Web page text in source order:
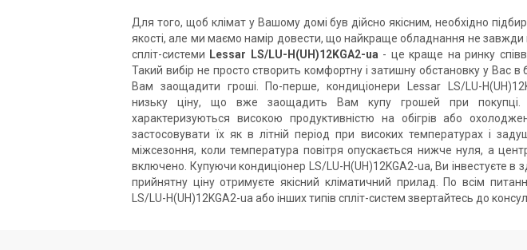
Для того, щоб клімат у Вашому домі був дійсно якісним, необхідно
якості, але ми маємо намір довести, що найкраще обладнання не завжди
спліт-системи Lessar LS/LU-H(UH)12KGA2-ua - це краще на ринку
Такий вибір не просто створить комфортну і затишну обстановку у Вас
Вам заощадити гроші. По-перше, кондиціонери Lessar LS/LU-
низьку ціну, що вже заощадить Вам купу грошей при покупці.
характеризуються високою продуктивністю на обігрів або
застосовувати їх як в літній період при високих температурах і
міжсезоння, коли температура повітря опускається нижче нуля, а
включено. Купуючи кондиціонер LS/LU-H(UH)12KGA2-ua, Ви інвестуєте в
прийнятну ціну отримуєте якісний кліматичний прилад. По всім
LS/LU-H(UH)12KGA2-ua або інших типів спліт-систем звертайтесь до